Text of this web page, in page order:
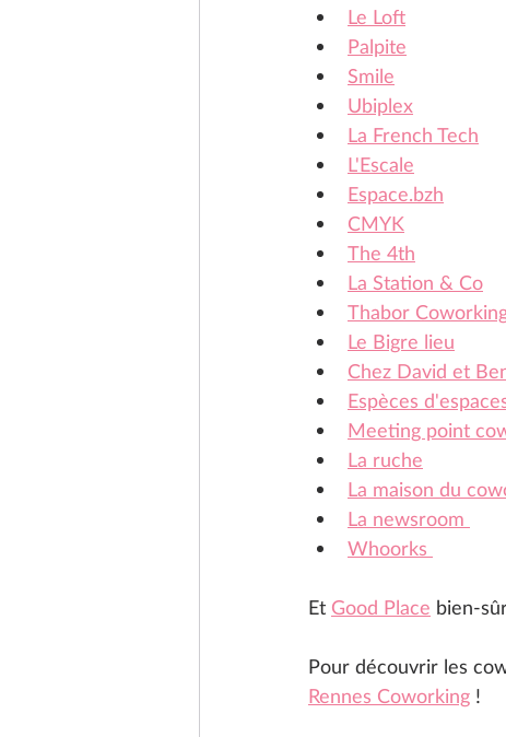
Le Loft
Palpite
Smile
Ubiplex
La French Tech
L'Escale
Espace.bzh
CMYK
The 4th
La Station & Co
Thabor
Le Bigre lieu
Chez David et
Espèces
Meeting point
La ruche
La maison du
La newsroom
Whoorks
Et Good Place bien-
Pour découvrir les
Rennes Coworking !